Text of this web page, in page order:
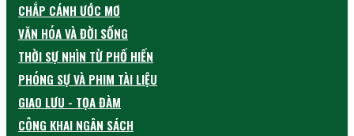
CHẮP CÁNH ƯỚC MƠ
VĂN HÓA VÀ ĐỜI SỐNG
THỜI SỰ NHÌN TỪ PHỐ HIẾN
PHÓNG SỰ VÀ PHIM TÀI LIỆU
GIAO LƯU - TỌA ĐÀM
CÔNG KHAI NGÂN SÁCH